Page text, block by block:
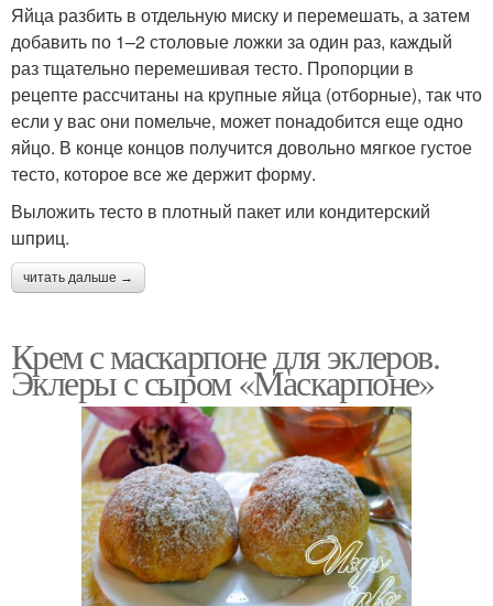
Яйца разбить в отдельную миску и перемешать, а затем
добавить по 1–2 столовые ложки за один раз, каждый
раз тщательно перемешивая тесто. Пропорции в
рецепте рассчитаны на крупные яйца (отборные), так что
если у вас они помельче, может понадобится еще одно
яйцо. В конце концов получится довольно мягкое густое
тесто, которое все же держит форму.
Выложить тесто в плотный пакет или кондитерский
шприц.
читать дальше →
Крем с маскарпоне для эклеров.
Эклеры с сыром «Маскарпоне»